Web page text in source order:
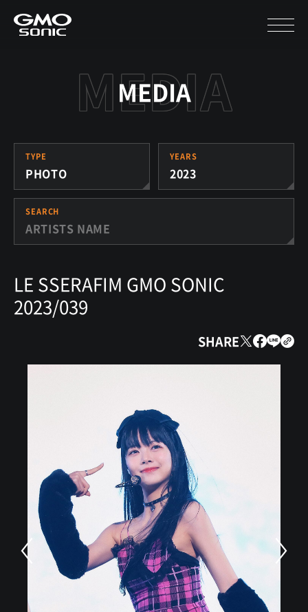
MEDIA
TYPE
PHOTO
YEARS
2023
SEARCH
LE SSERAFIM GMO SONIC
2023/039
SHARE